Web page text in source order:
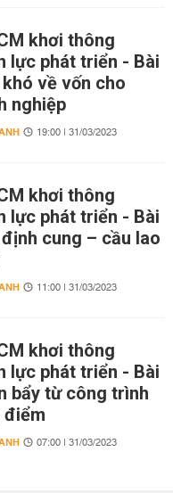
khơi thông
lực phát triển - Bài
khó về vốn cho
nghiệp
19:00 | 31/03/2023
khơi thông
lực phát triển - Bài
định cung – cầu lao
11:00 | 31/03/2023
khơi thông
lực phát triển - Bài
bẩy từ công trình
07:00 | 31/03/2023